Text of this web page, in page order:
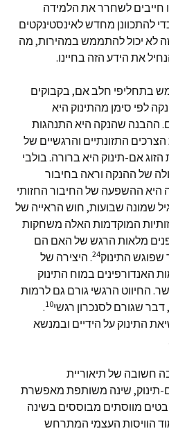
חייבים לשחרר את הלמידה
להתכוונן מחדש לאינסטינקטים
לא יכול להתממש במהירות, מה
את הידע הזה בחיינו.
בתחליפי חלב אם, בקבוקים
לפי סימן מהתינוק היא
ההבנה שהנקה היא התנהגות
התזונתיים והרגשיים של
אם-תינוק היא ברורה. בולבי
של ההנקה וראה בחיבור
היא ההשפעה של החיבור החזותי
שמונה שבועות, חוש הראייה של
המוקדמות האלה משחקות
מלאות הרגש של האם הם
שפוגש התינוק24. היצירה של
האנדורפינים במוח התינוק
החיווט הרגשי גורם גם לרמות
שגורם לסנכרון רגשי10
.
התינוק על הידיים ובמנשא
חשובה של תיאוריית
תינוק, שינה משותפת מאפשרת
מווסתים מבוססים בשינה
הוויסות העצמי המתרחש